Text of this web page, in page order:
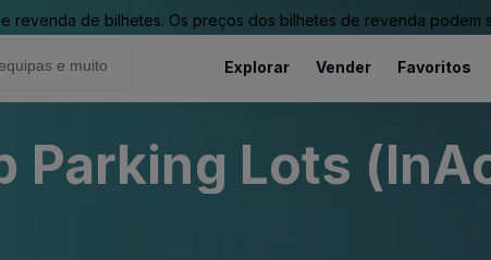
revenda de bilhetes. Os preços dos bilhetes de revenda podem
Explorar Vender Favoritos
Parking Lots